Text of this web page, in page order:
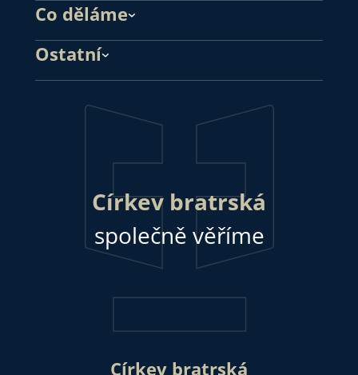
Co děláme
Ostatní
Církev bratrská
společně věříme
Církev bratrská